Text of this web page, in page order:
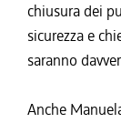
chiusura dei
sicurezza e
saranno
Anche